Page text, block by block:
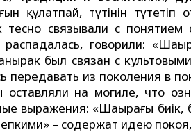
құлатпай, түтінін
связывали с понятием
говорили:
был связан с
передавать из поколения в
на могиле, что
выражения: «Шаңырағың
– содержат идею